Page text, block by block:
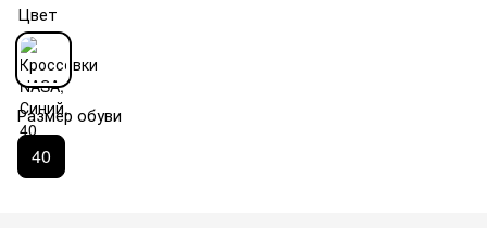
Цвет
Размер обуви
40